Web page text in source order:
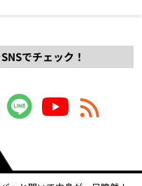
でチェック！